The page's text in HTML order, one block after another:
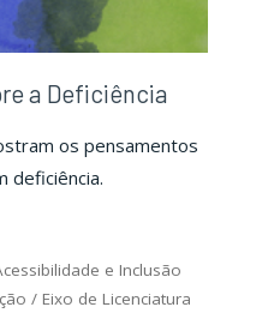
a Deficiência
os pensamentos
deficiência.
e Inclusão
/ Eixo de Licenciatura